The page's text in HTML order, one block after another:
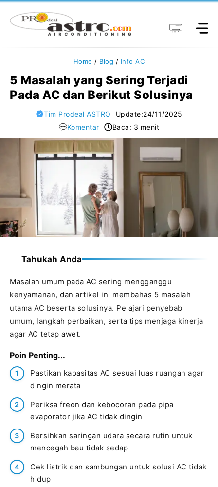
Home / Blog / Info AC
5 Masalah yang Sering Terjadi
Pada AC dan Berikut Solusinya
Tim Prodeal ASTRO Update:24/11/2025
Komentar
Baca: 3 menit
Tahukah Anda
Masalah umum pada AC sering mengganggu
kenyamanan, dan artikel ini membahas 5 masalah
utama AC beserta solusinya. Pelajari penyebab
umum, langkah perbaikan, serta tips menjaga kinerja
agar AC tetap awet.
Poin Penting...
Pastikan kapasitas AC sesuai luas ruangan agar
dingin merata
Periksa freon dan kebocoran pada pipa
evaporator jika AC tidak dingin
Bersihkan saringan udara secara rutin untuk
mencegah bau tidak sedap
Cek listrik dan sambungan untuk solusi AC tidak
hidup